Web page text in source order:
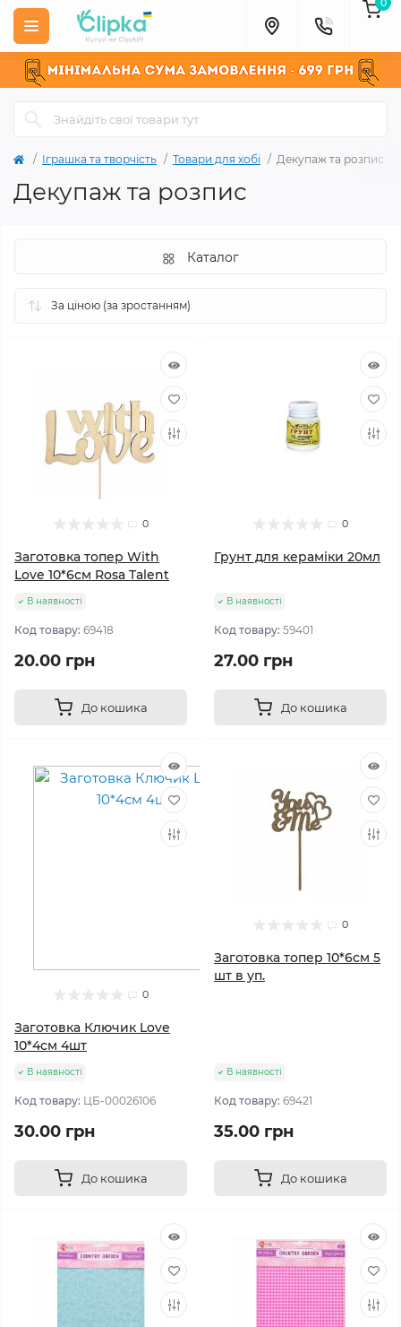
Іграшка та творчість Товари для хобі Декупаж та розпис
Декупаж та розпис
Каталог
0
Заготовка топер With
Love 10*6см Rosa Talent
В наявності
Код товару: 69418
20.00 грн
До кошика
0
Грунт для кераміки 20мл
В наявності
Код товару: 59401
27.00 грн
До кошика
0
Заготовка Ключик Love
10*4см 4шт
В наявності
Код товару: ЦБ-00026106
30.00 грн
До кошика
0
Заготовка топер 10*6см 5
шт в уп.
В наявності
Код товару: 69421
35.00 грн
До кошика